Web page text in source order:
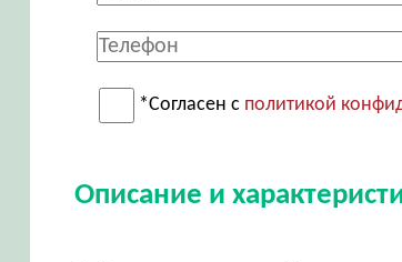
*Согласен с политикой
Описание и